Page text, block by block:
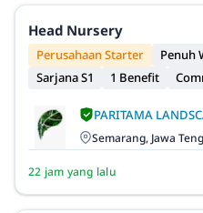
Head Nursery
Perusahaan Starter Penuh
Sarjana S1
1 Benefit
PARITAMA
Semarang, Jawa
22 jam yang lalu